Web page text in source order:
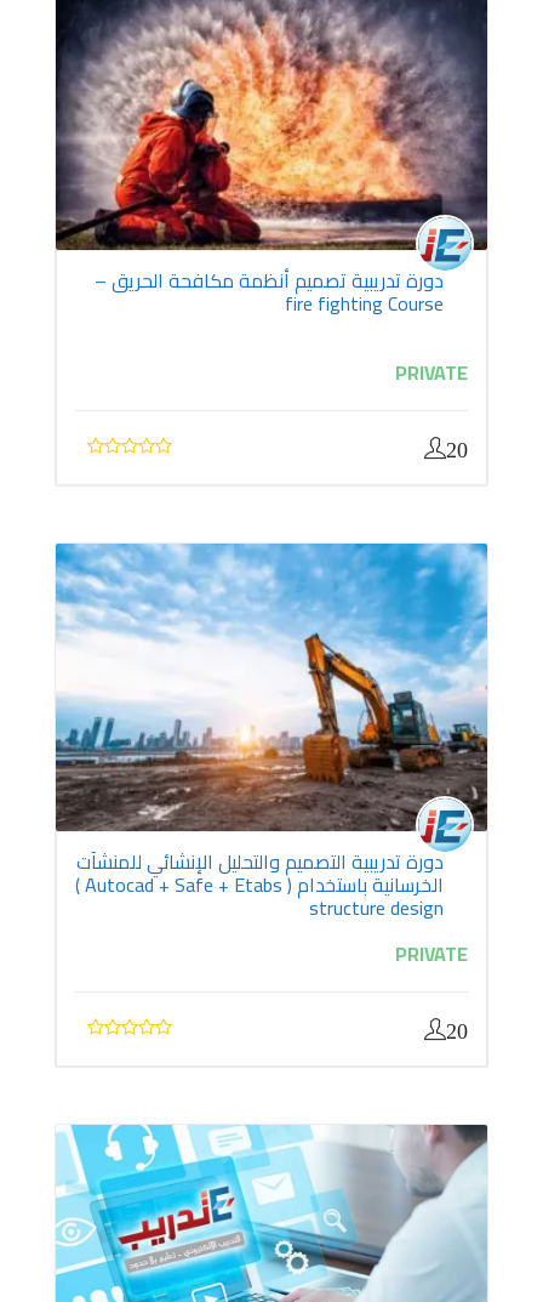
دورة تدريبية تصميم أنظمة مكافحة الحريق –
fire fighting Course
PRIVATE
20
دورة تدريبية التصميم والتحليل الإنشائي للمنشآت
الخرسانية باستخدام ( Autocad + Safe + Etabs )
structure design
PRIVATE
20